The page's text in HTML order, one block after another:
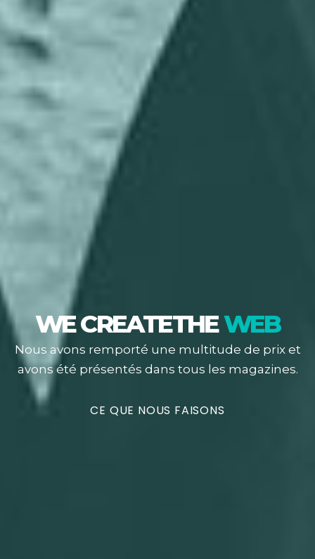
WE CREATETHEWEB
Nous avons remporté une multitude de prix et
avons été présentés dans tous les magazines.
CE QUE NOUS FAISONS